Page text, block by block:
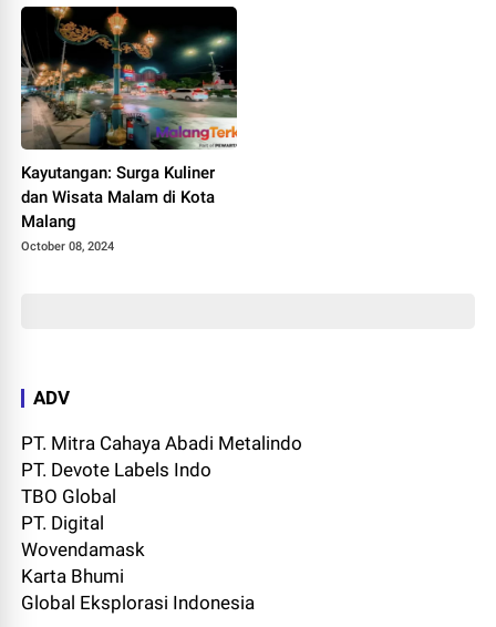
Kayutangan: Surga Kuliner
dan Wisata Malam di Kota
Malang
October 08, 2024
ADV
PT. Mitra Cahaya Abadi Metalindo
PT. Devote Labels Indo
TBO Global
PT. Digital
Wovendamask
Karta Bhumi
Global Eksplorasi Indonesia